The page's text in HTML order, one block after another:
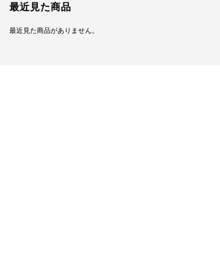
最近見た商品
最近見た商品がありません。